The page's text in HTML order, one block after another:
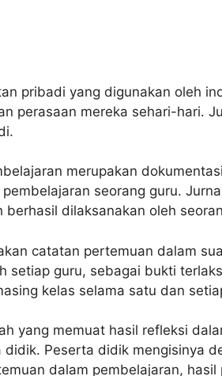
pribadi yang digunakan oleh
perasaan mereka sehari-hari.
merupakan
seorang guru.
berhasil dilaksanakan oleh
catatan pertemuan dalam
setiap guru, sebagai bukti
kelas selama satu dan
yang memuat hasil refleksi
Peserta didik mengisinya
dalam pembelajaran,